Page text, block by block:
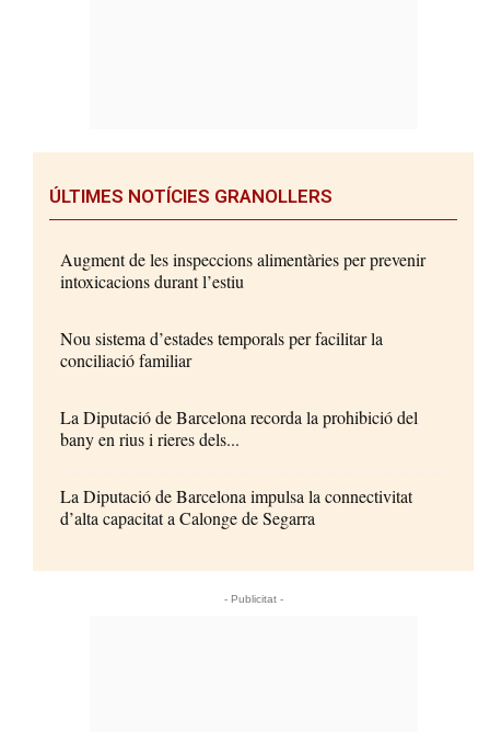
ÚLTIMES NOTÍCIES GRANOLLERS
Augment de les inspeccions alimentàries per prevenir
intoxicacions durant l’estiu
Nou sistema d’estades temporals per facilitar la
conciliació familiar
La Diputació de Barcelona recorda la prohibició del
bany en rius i rieres dels...
La Diputació de Barcelona impulsa la connectivitat
d’alta capacitat a Calonge de Segarra
- Publicitat -